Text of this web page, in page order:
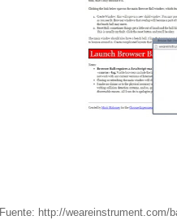
Fuente: http://weareinstrument.com/